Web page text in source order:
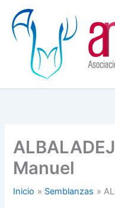
contenido
Manuel
Inicio Semblanzas